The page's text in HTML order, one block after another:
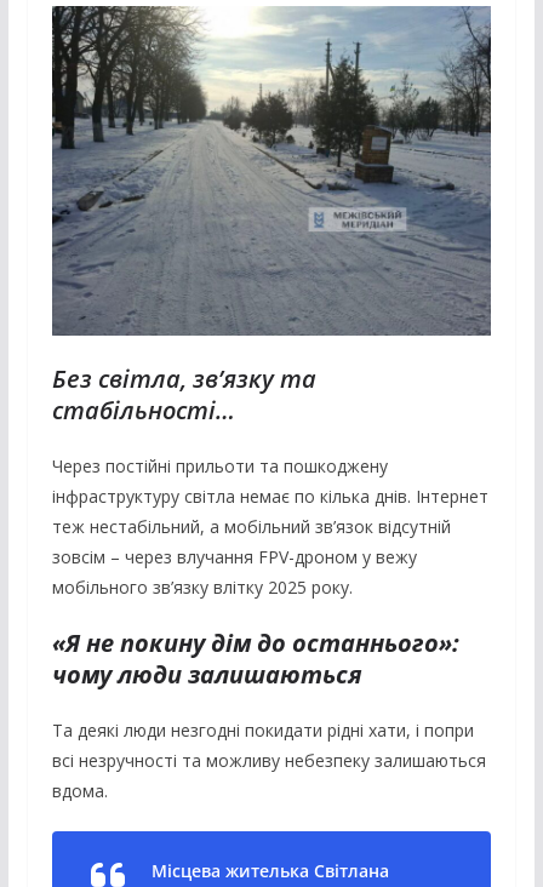
Без світла, зв’язку та
стабільності…
Через постійні прильоти та пошкоджену
інфраструктуру світла немає по кілька днів. Інтернет
теж нестабільний, а мобільний зв’язок відсутній
зовсім – через влучання FPV-дроном у вежу
мобільного зв’язку влітку 2025 року.
«Я не покину дім до останнього»:
чому люди залишаються
Та деякі люди незгодні покидати рідні хати, і попри
всі незручності та можливу небезпеку залишаються
вдома.
Місцева жителька Світлана